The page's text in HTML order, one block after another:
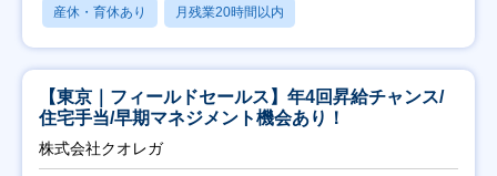
産休・育休あり 月残業20時間以内
【東京｜フィールドセールス】年4回昇給チャンス/
住宅手当/早期マネジメント機会あり！
株式会社クオレガ